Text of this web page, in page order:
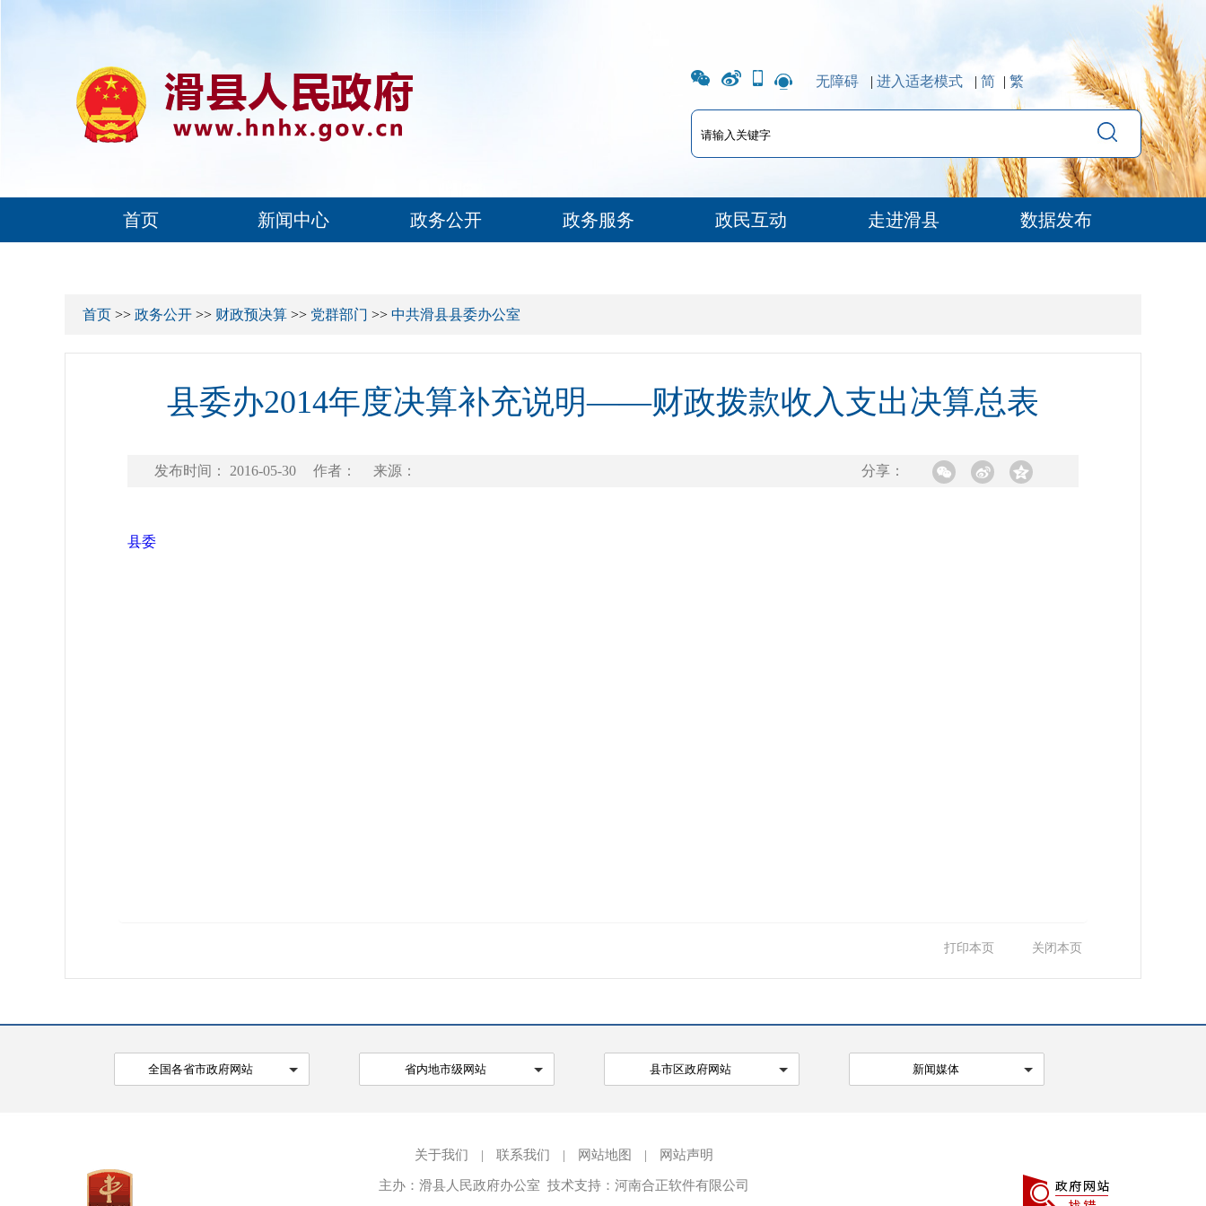
无障碍 | 进入适老模式 | 简 | 繁
首页 新闻中心 政务公开 政务服务 政民互动 走进滑县 数据发布
首页 >> 政务公开 >> 财政预决算 >> 党群部门 >> 中共滑县县委办公室
县委办2014年度决算补充说明——财政拨款收入支出决算总表
发布时间： 2016-05-30 作者： 来源： 分享：
县委
打印本页 关闭本页
全国各省市政府网站 省内地市级网站 县市区政府网站 新闻媒体
关于我们 | 联系我们 | 网站地图 | 网站声明
主办：滑县人民政府办公室 技术支持：河南合正软件有限公司